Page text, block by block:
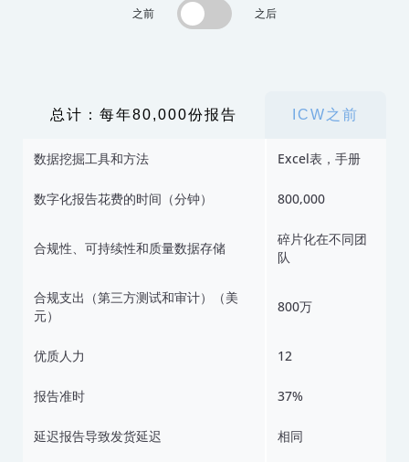
之前 之后
总计：每年80,000份报告 ICW之前
数据挖掘工具和方法 Excel表，手册
数字化报告花费的时间（分钟） 800,000
合规性、可持续性和质量数据存储
碎片化在不同团
队
合规支出（第三方测试和审计）（美
元）
800万
优质人力 12
报告准时 37%
延迟报告导致发货延迟 相同